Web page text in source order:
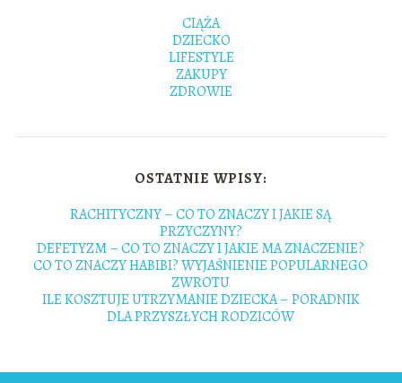
CIĄŻA
DZIECKO
LIFESTYLE
ZAKUPY
ZDROWIE
OSTATNIE WPISY:
RACHITYCZNY – CO TO ZNACZY I JAKIE SĄ
PRZYCZYNY?
DEFETYZM – CO TO ZNACZY I JAKIE MA ZNACZENIE?
CO TO ZNACZY HABIBI? WYJAŚNIENIE POPULARNEGO
ZWROTU
ILE KOSZTUJE UTRZYMANIE DZIECKA – PORADNIK
DLA PRZYSZŁYCH RODZICÓW